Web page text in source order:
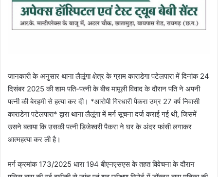
जानकारी के अनुसार थाना लैलूंगा क्षेत्र के ग्राम काराडेगा पटेलपारा में दिनांक 24
दिसंबर 2025 की शाम पति-पत्नी के बीच मामूली विवाद के दौरान पति ने अपनी
पत्नी की बेरहमी से हत्या कर दी। *आरोपी गिरधारी पैकरा उम्र 27 वर्ष निवासी
काराडेगा पटेलपारा* द्वारा थाना लैलूंगा में मर्ग सूचना दर्ज कराई गई थी, जिसमें
उसने बताया कि उसकी पत्नी डिजेश्वरी पैकरा ने घर के अंदर फांसी लगाकर
आत्महत्या कर ली है।
मर्ग क्रमांक 173/2025 धारा 194 बीएनएसएस के तहत विवेचना के दौरान